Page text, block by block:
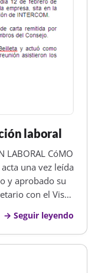
laboral
LABORAL CóMO
acta una vez leída
y aprobado su
con el Visto
del
Seguir leyendo